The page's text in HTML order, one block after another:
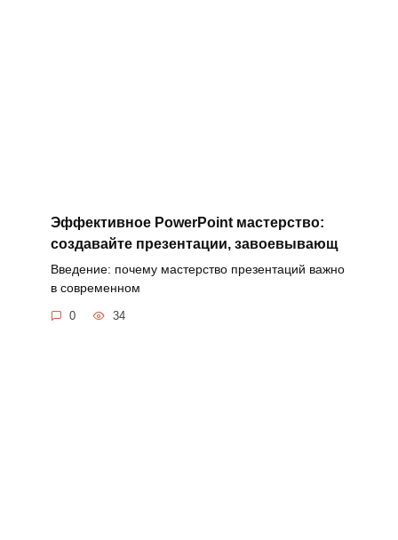
Эффективное PowerPoint мастерство:
создавайте презентации, завоевывающ
Введение: почему мастерство презентаций важно
в современном
0 34